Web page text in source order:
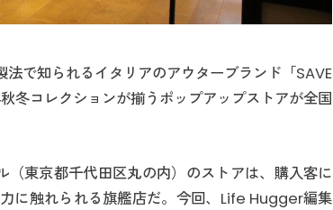
で知られるイタリアのアウターブランド「SAVE
冬コレクションが揃うポップアップストアが全国
東京都千代田区丸の内）のストアは、購入客に
に触れられる旗艦店だ。今回、Life Hugger編集